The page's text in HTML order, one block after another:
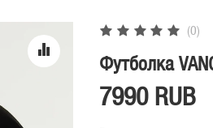
(0)
Футболка
7990 RUB